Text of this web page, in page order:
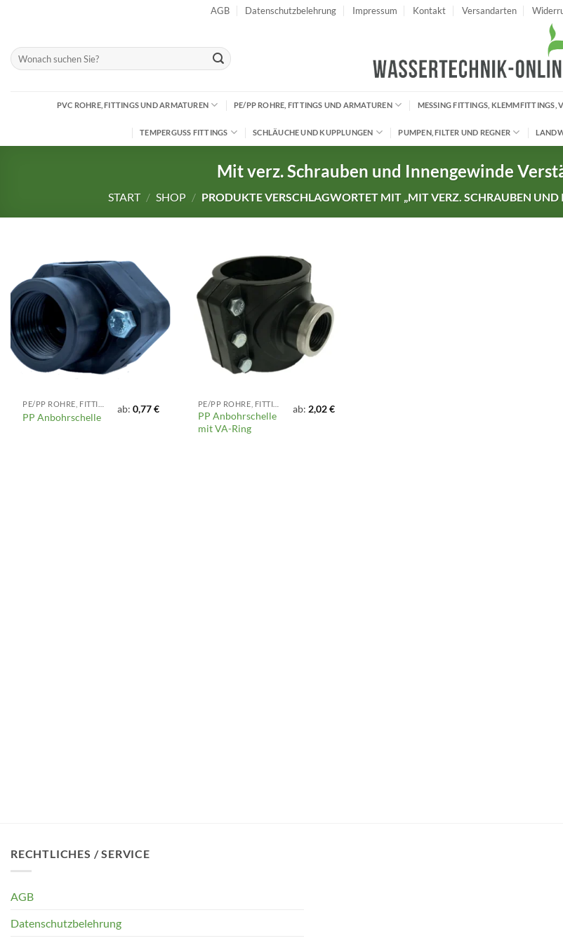
AGB Datenschutzbelehrung Impressum Kontakt Versandarten
Suchen
nach:
PVC ROHRE, FITTINGS UND ARMATUREN PE/PP ROHRE, FITTINGS UND ARMATUREN MESSING FITTINGS, KLEMMFITTINGS,
TEMPERGUSS FITTINGS SCHLÄUCHE UND KUPPLUNGEN PUMPEN, FILTER UND REGNER
Mit verz. Schrauben und Innengewinde
START / SHOP / PRODUKTE VERSCHLAGWORTET MIT „MIT VERZ. SCHRAUBEN
PP Anbohrschelle
ab:0,77€
PP Anbohrschelle
mit VA-Ring
ab: 2,02€
RECHTLICHES / SERVICE
AGB
Datenschutzbelehrung